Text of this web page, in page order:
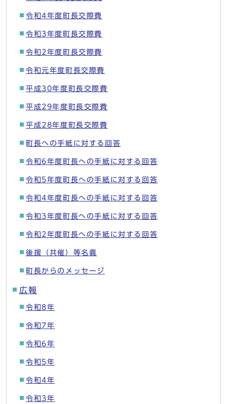
令和4年度町長交際費
令和3年度町長交際費
令和2年度町長交際費
令和元年度町長交際費
平成30年度町長交際費
平成29年度町長交際費
平成28年度町長交際費
町長への手紙に対する回答
令和6年度町長への手紙に対する回答
令和5年度町長への手紙に対する回答
令和4年度町長への手紙に対する回答
令和3年度町長への手紙に対する回答
令和2年度町長への手紙に対する回答
後援（共催）等名義
町長からのメッセージ
広報
令和8年
令和7年
令和6年
令和5年
令和4年
令和3年